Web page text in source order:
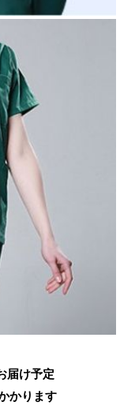
届け予定
かります